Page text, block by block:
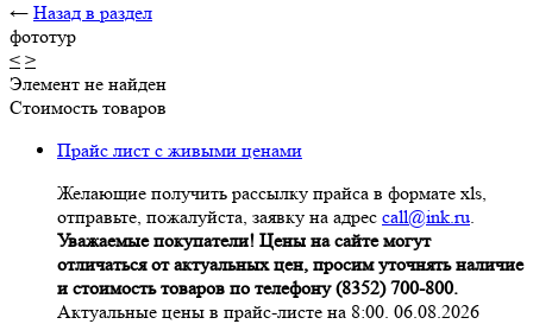
← Назад в раздел
фототур
< >
Элемент не найден
Стоимость товаров
Прайс лист с живыми ценами
Желающие получить рассылку прайса в формате xls,
отправьте, пожалуйста, заявку на адрес call@ink.ru.
Уважаемые покупатели! Цены на сайте могут
отличаться от актуальных цен, просим уточнять наличие
и стоимость товаров по телефону (8352) 700-800.
Актуальные цены в прайс-листе на 8:00. 06.08.2026